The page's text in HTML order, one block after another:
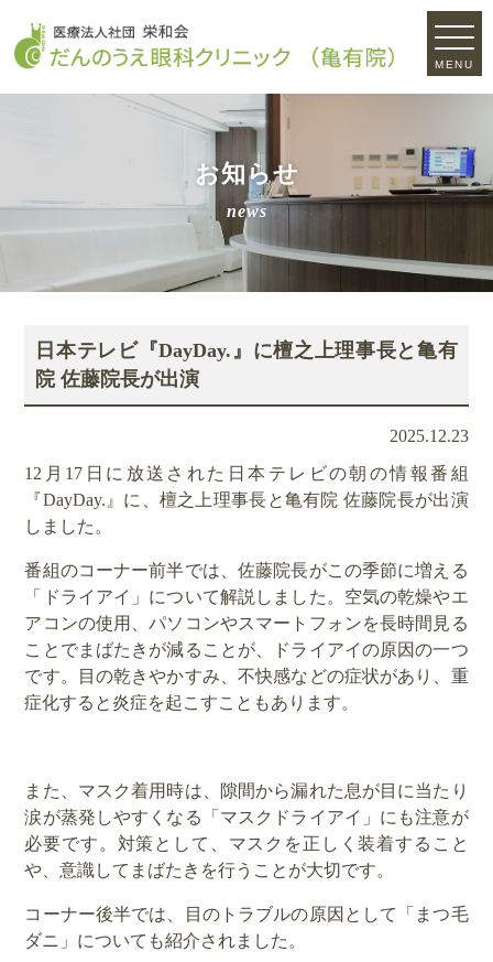
MENU
お知らせ
news
日本テレビ『DayDay.』に檀之上理事長と亀有
院 佐藤院長が出演
2025.12.23
12月17日に放送された日本テレビの朝の情報番組
『DayDay.』に、檀之上理事長と亀有院 佐藤院長が出演
しました。
番組のコーナー前半では、佐藤院長がこの季節に増える
「ドライアイ」について解説しました。空気の乾燥やエ
アコンの使用、パソコンやスマートフォンを長時間見る
ことでまばたきが減ることが、ドライアイの原因の一つ
です。目の乾きやかすみ、不快感などの症状があり、重
症化すると炎症を起こすこともあります。
また、マスク着用時は、隙間から漏れた息が目に当たり
涙が蒸発しやすくなる「マスクドライアイ」にも注意が
必要です。対策として、マスクを正しく装着すること
や、意識してまばたきを行うことが大切です。
コーナー後半では、目のトラブルの原因として「まつ毛
ダニ」についても紹介されました。